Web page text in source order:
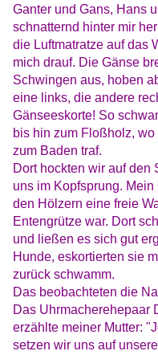
Ganter und Gans, Hans
schnatternd hinter mir
die Luftmatratze auf das
mich drauf. Die Gänse
Schwingen aus, hoben
eine links, die andere
Gänseeskorte! So
bis hin zum Floßholz,
zum Baden traf.
Dort hockten wir auf den
uns im Kopfsprung.
den Hölzern eine freie
Entengrütze war. Dort
und ließen es sich gut
Hunde, eskortierten sie
zurück schwamm.
Das beobachteten die
Das Uhrmacherehepaar
erzählte meiner Mutter:
setzen wir uns auf